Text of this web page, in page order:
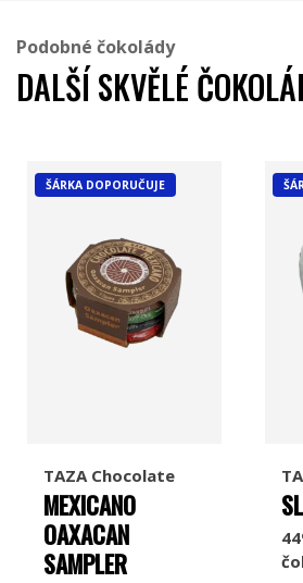
Podobné čokolády
DALŠÍ SKVĚLÉ
ŠÁRKA DOPORUČUJE
TAZA Chocolate
MEXICANO
OAXACAN
SAMPLER